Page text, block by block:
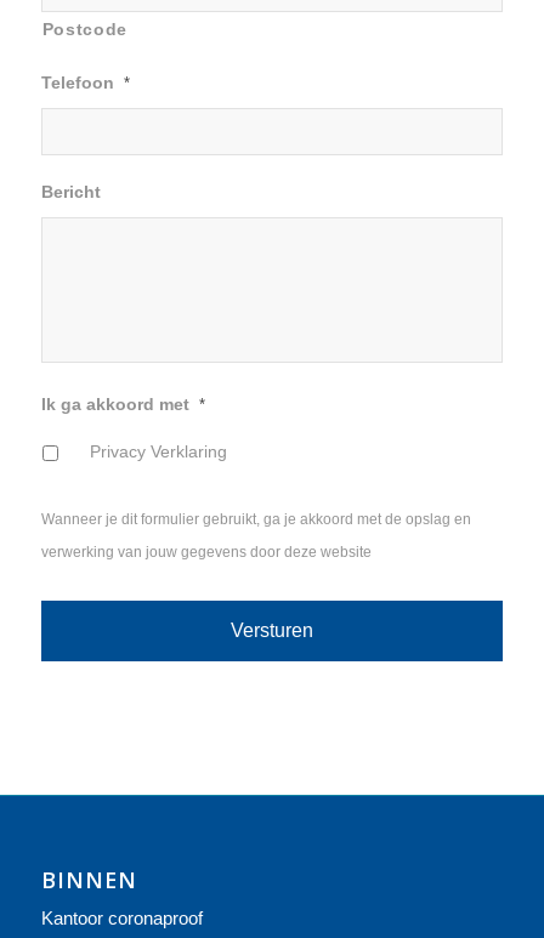
Postcode
Telefoon *
Bericht
Ik ga akkoord met *
Privacy Verklaring
Wanneer je dit formulier gebruikt, ga je akkoord met de opslag en
verwerking van jouw gegevens door deze website
BINNEN
Kantoor coronaproof